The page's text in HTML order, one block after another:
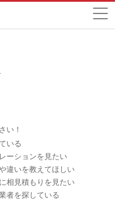
い！
いる
ーションを見たい
違いを教えてほしい
相見積もりを見たい
者を探している